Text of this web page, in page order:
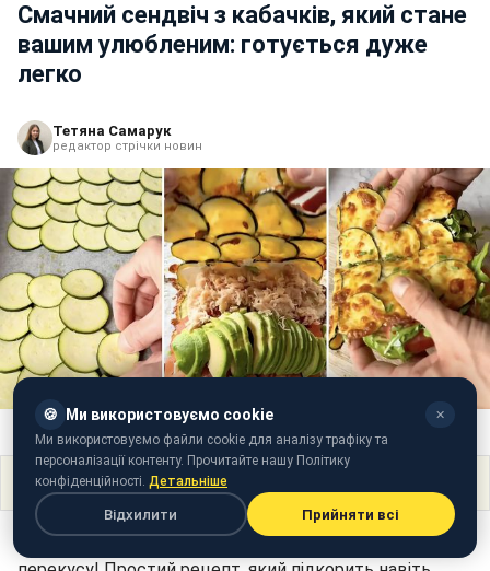
Смачний сендвіч з кабачків, який стане
вашим улюбленим: готується дуже
легко
Тетяна Самарук
редактор стрічки новин
Рецепт смачного сендвіча з кабачків (колаж: РБК-Україна)
Поділитися
Легкий сендвіч з кабачків - ідеальна ідея для літнього
🍪 Ми використовуємо cookie ✕
Ми використовуємо файли cookie для аналізу трафіку та
персоналізації контенту. Прочитайте нашу Політику
конфіденційності. Детальніше
Відхилити Прийняти всі